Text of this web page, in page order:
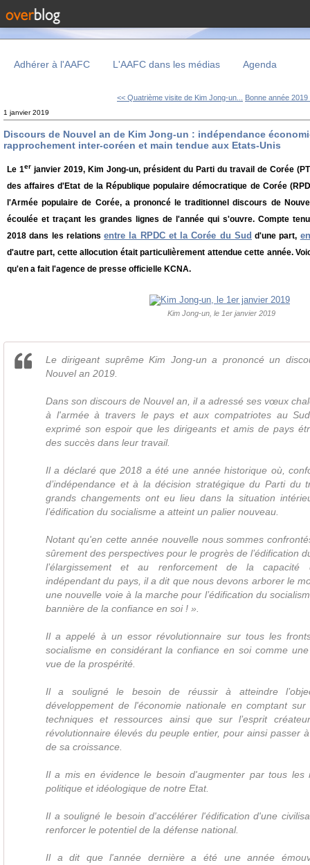
Adhérer à l'AAFC L'AAFC dans les médias Agenda
<< Quatrième visite de Kim Jong-un... Bonne année 2019
1 janvier 2019
Discours de Nouvel an de Kim Jong-un : indépendance
rapprochement inter-coréen et main tendue aux Etats-Unis
Le 1er janvier 2019, Kim Jong-un, président du Parti du travail de Corée
des affaires d'Etat de la République populaire démocratique de Corée
l'Armée populaire de Corée, a prononcé le traditionnel discours de
écoulée et traçant les grandes lignes de l'année qui s'ouvre. Compte
2018 dans les relationsentre la RPDC et la Corée du Sud d'une part,
d'autre part, cette allocution était particulièrement attendue cette année.
qu'en a fait l'agence de presse officielle KCNA.
Kim Jong-un, le 1er janvier 2019
Le dirigeant suprême Kim Jong-un a prononcé un
Nouvel an 2019.
Dans son discours de Nouvel an, il a adressé ses vœux
à l'armée à travers le pays et aux compatriotes au
exprimé son espoir que les dirigeants et amis de pays
des succès dans leur travail.
Il a déclaré que 2018 a été une année historique où,
d’indépendance et à la décision stratégique du Parti du
grands changements ont eu lieu dans la situation
l’édification du socialisme a atteint un palier nouveau.
Notant qu'en cette année nouvelle nous sommes
sûrement des perspectives pour le progrès de l’édification
l’élargissement et au renforcement de la capacité
indépendant du pays, il a dit que nous devons arborer le
une nouvelle voie à la marche pour l’édification du
bannière de la confiance en soi ! ».
Il a appelé à un essor révolutionnaire sur tous les
socialisme en considérant la confiance en soi comme
vue de la prospérité.
Il a souligné le besoin de réussir à atteindre
développement de l'économie nationale en comptant
techniques et ressources ainsi que sur l’esprit
révolutionnaire élevés du peuple entier, pour ainsi passer
de sa croissance.
Il a mis en évidence le besoin d'augmenter par tous les
politique et idéologique de notre Etat.
Il a souligné le besoin d'accélérer l'édification d'une
renforcer le potentiel de la défense national.
Il a dit que l'année dernière a été une année